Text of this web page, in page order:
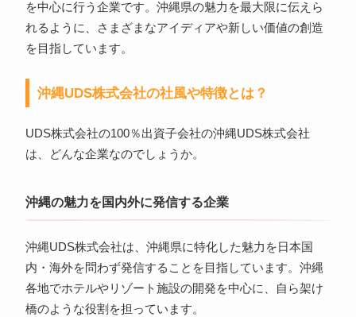
を中心に行う企業です。沖縄県の魅力を最大限に伝えら
れるように、さまざまなアイディアや新しい価値の創造
を目指しています。
沖縄UDS株式会社の社風や特徴とは？
UDS株式会社の100％出資子会社の沖縄UDS株式会社
は、どんな企業なのでしょうか。
沖縄の魅力を国内外に発信する企業
沖縄UDS株式会社は、沖縄県に特化した魅力を日本国
内・海外を問わず発信することを目指しています。沖縄
各地でホテルやリゾート施設の開発を中心に、自ら架け
橋のような役割を担っています。